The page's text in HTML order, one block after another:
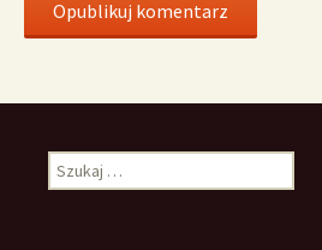
Szukaj: